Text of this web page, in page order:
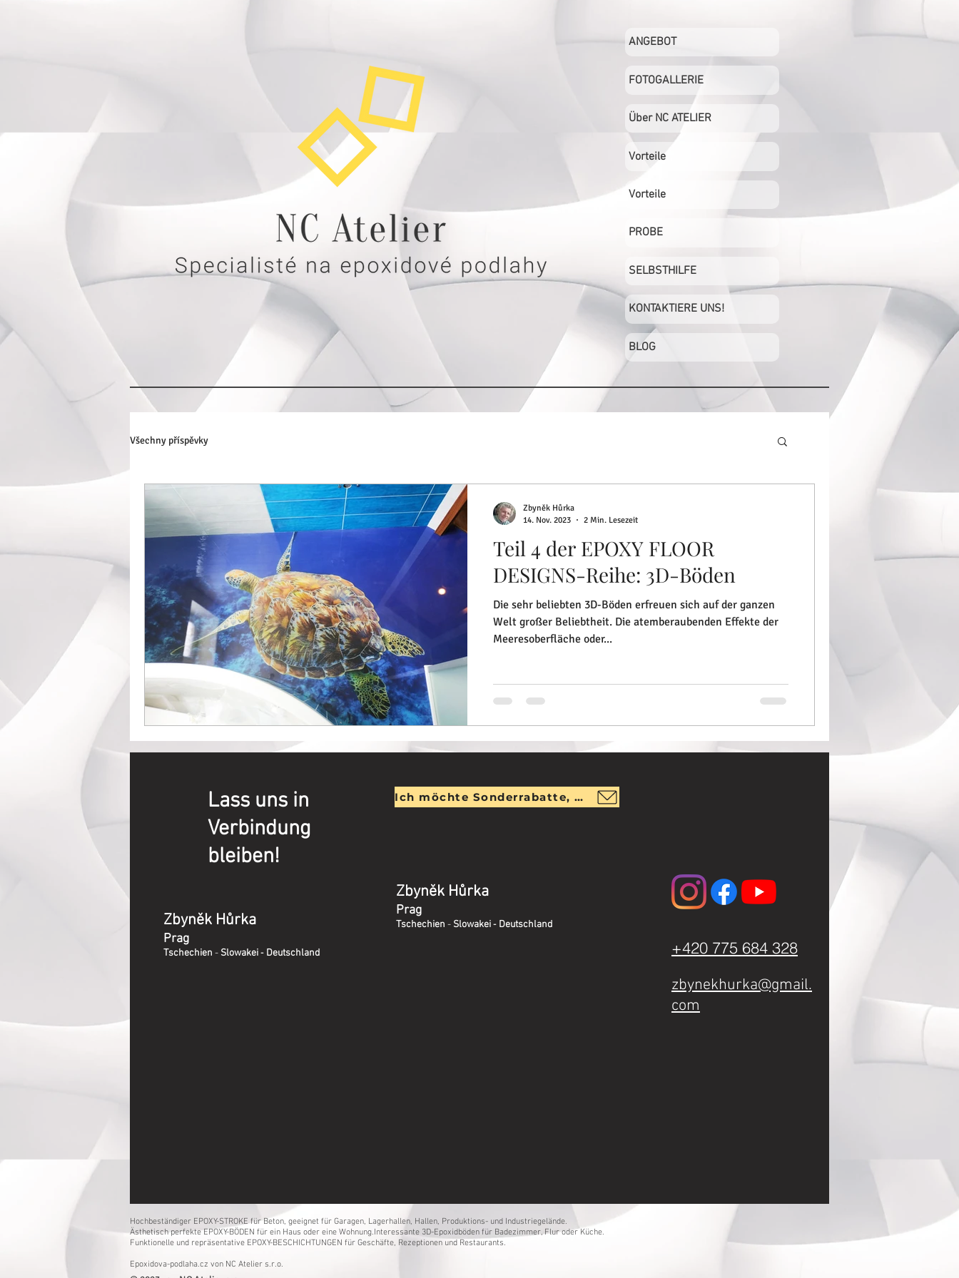
ANGEBOT
FOTOGALLERIE
Über NC ATELIER
Vorteile
Vorteile
PROBE
SELBSTHILFE
KONTAKTIERE UNS!
BLOG
Všechny příspěvky
Teil 4 der EPOXY FLOOR
DESIGNS-Reihe: 3D-Böden
Die sehr beliebten 3D-Böden erfreuen sich auf der ganzen
Welt großer Beliebtheit. Die atemberaubenden Effekte der
Meeresoberfläche oder...
Zbyněk Hůrka
14. Nov. 2023
2 Min. Lesezeit
Lass uns in
Verbindung
bleiben!
Zbyněk Hůrka
Prag
Tschechien - Slowakei- Deutschland
Ich möchte Sonderrabatte, Beratung und Tipps kostenlos erhalten
Zbyněk Hůrka
Prag
Tschechien - Slowakei- Deutschland
+420 775 684 328
zbynekhurka@gmail.
com
Hochbeständiger EPOXY-STROKE für Beton, geeignet für Garagen, Lagerhallen, Hallen, Produktions- und Industriegelände.
Ästhetisch perfekte EPOXY-BÖDEN für ein Haus oder eine Wohnung.Interessante 3D-Epoxidböden für Badezimmer, Flur oder Küche.
Funktionelle und repräsentative EPOXY-BESCHICHTUNGEN für Geschäfte, Rezeptionen und Restaurants.
Epoxidova-podlaha.cz von NC Atelier s.r.o.